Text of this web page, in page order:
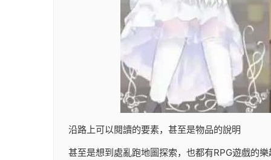
沿路上可以閱讀的要素，甚至是物品的說明
甚至是想到處亂跑地圖探索，也都有RPG遊戲的樂